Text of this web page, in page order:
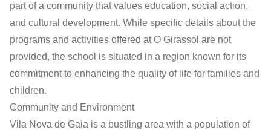
part of a community that values education, social action,
and cultural development. While specific details about the
programs and activities offered at O Girassol are not
provided, the school is situated in a region known for its
commitment to enhancing the quality of life for families and
children.
Community and Environment
Vila Nova de Gaia is a bustling area with a population of